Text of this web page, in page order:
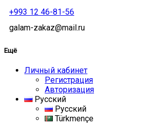
+993 12 46-81-56
galam-zakaz@mail.ru
Ещё
Личный кабинет
Регистрация
Авторизация
Русский
Русский
Türkmençe